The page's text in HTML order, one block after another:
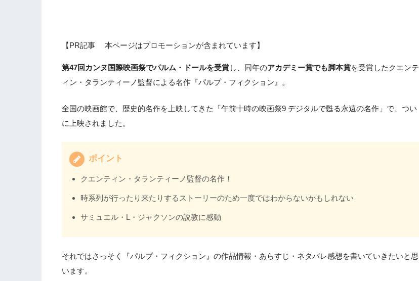
【PR記事 本ページはプロモーションが含まれています】
第47回カンヌ国際映画祭でパルム・ドールを受賞し、同年のアカデミー賞でも脚本賞を受賞したクエンテ
ィン・タランティーノ監督による名作『パルプ・フィクション』。
全国の映画館で、歴史的名作を上映してきた「午前十時の映画祭9 デジタルで甦る永遠の名作」で、つい
に上映されました。
ポイント
クエンティン・タランティーノ監督の名作！
時系列が行ったり来たりするストーリーのため一度ではわからないかもしれない
サミュエル・L・ジャクソンの説教に感動
それではさっそく『パルプ・フィクション』の作品情報・あらすじ・ネタバレ感想を書いていきたいと思
います。